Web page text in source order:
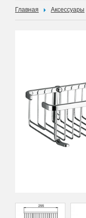
Главная Аксессуары